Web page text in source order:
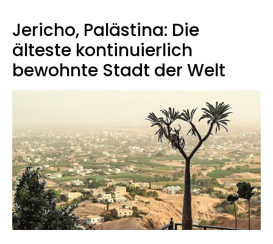
Jericho, Palästina: Die
älteste kontinuierlich
bewohnte Stadt der Welt